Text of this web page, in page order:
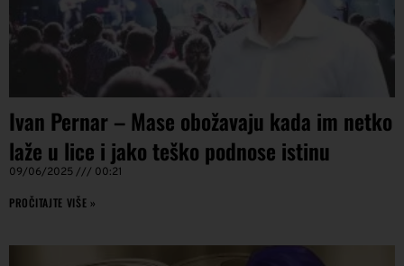
Ivan Pernar – Mase obožavaju kada im netko
laže u lice i jako teško podnose istinu
09/06/2025 00:21
PROČITAJTE VIŠE »